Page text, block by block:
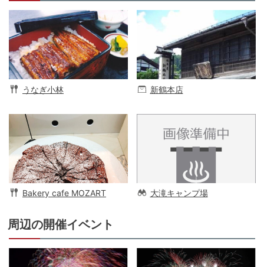
うなぎ小林 新鶴本店
Bakery cafe MOZART 大滝キャンプ場
周辺の開催イベント